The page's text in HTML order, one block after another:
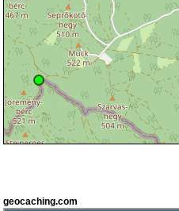
geocaching.com